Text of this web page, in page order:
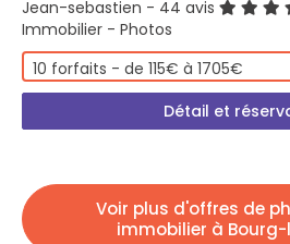
Jean-sebastien - 44 avis
Immobilier - Photos
10 forfaits - de 115€ à 1705€
Détail et
Voir plus d'offres de
immobilier à